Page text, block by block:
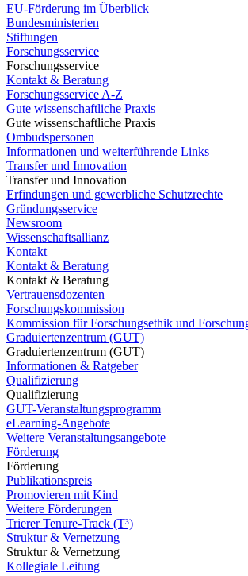
EU-Förderung im Überblick
Bundesministerien
Stiftungen
Forschungsservice
Forschungsservice
Kontakt & Beratung
Forschungsservice A-Z
Gute wissenschaftliche Praxis
Gute wissenschaftliche Praxis
Ombudspersonen
Informationen und weiterführende Links
Transfer und Innovation
Transfer und Innovation
Erfindungen und gewerbliche Schutzrechte
Gründungsservice
Newsroom
Wissenschaftsallianz
Kontakt
Kontakt & Beratung
Kontakt & Beratung
Vertrauensdozenten
Forschungskommission
Kommission für Forschungsethik und
Graduiertenzentrum (GUT)
Graduiertenzentrum (GUT)
Informationen & Ratgeber
Qualifizierung
Qualifizierung
GUT-Veranstaltungsprogramm
eLearning-Angebote
Weitere Veranstaltungsangebote
Förderung
Förderung
Publikationspreis
Promovieren mit Kind
Weitere Förderungen
Trierer Tenure-Track (T³)
Struktur & Vernetzung
Struktur & Vernetzung
Kollegiale Leitung